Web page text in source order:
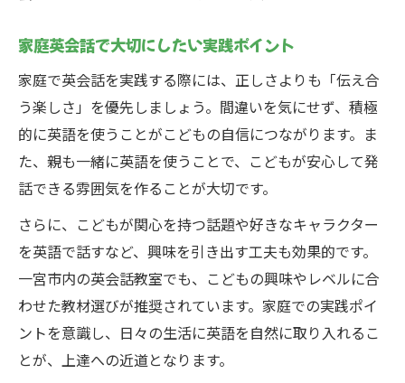
家庭英会話で大切にしたい実践ポイント
家庭で英会話を実践する際には、正しさよりも「伝え合
う楽しさ」を優先しましょう。間違いを気にせず、積極
的に英語を使うことがこどもの自信につながります。ま
た、親も一緒に英語を使うことで、こどもが安心して発
話できる雰囲気を作ることが大切です。
さらに、こどもが関心を持つ話題や好きなキャラクター
を英語で話すなど、興味を引き出す工夫も効果的です。
一宮市内の英会話教室でも、こどもの興味やレベルに合
わせた教材選びが推奨されています。家庭での実践ポイ
ントを意識し、日々の生活に英語を自然に取り入れるこ
とが、上達への近道となります。